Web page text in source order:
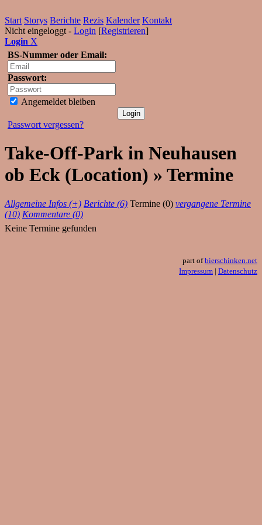
Start Storys Berichte Rezis Kalender Kontakt
Nicht eingeloggt - Login [Registrieren]
Login X
BS-Nummer oder Email:
Passwort:
Angemeldet bleiben
Passwort vergessen?
Take-Off-Park in Neuhausen
ob Eck (Location) » Termine
Allgemeine Infos (+) Berichte (6) Termine (0) vergangene Termine
(10) Kommentare (0)
Keine Termine gefunden
part ofbierschinken.net
Impressum | Datenschutz